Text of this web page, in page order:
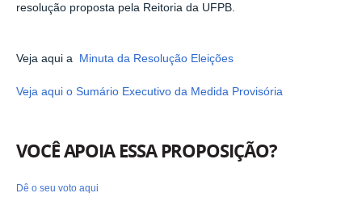
resolução proposta pela Reitoria da UFPB.
Veja aqui a Minuta da Resolução Eleições
Veja aqui o Sumário Executivo da Medida Provisória
VOCÊ APOIA ESSA PROPOSIÇÃO?
Dê o seu voto aqui